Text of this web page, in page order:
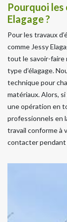
Pourquoi les
Elagage ?
Pour les travaux
comme Jessy
tout le savoir-faire
type d’élagage.
technique pour
matériaux. Alors,
une opération en
professionnels en
travail conforme à
contacter pendant